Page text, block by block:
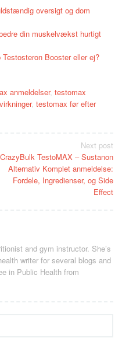
oversigt og dom
din muskelvækst hurtigt
Booster eller ej?
anmeldelser, testomax
, testomax før efter
Next post
CrazyBulk TestoMAX – Sustanon
Alternativ Komplet anmeldelse:
Fordele, Ingredienser, og Side
Effect
and gym instructor. She’s
writer for several blogs and
in Public Health from